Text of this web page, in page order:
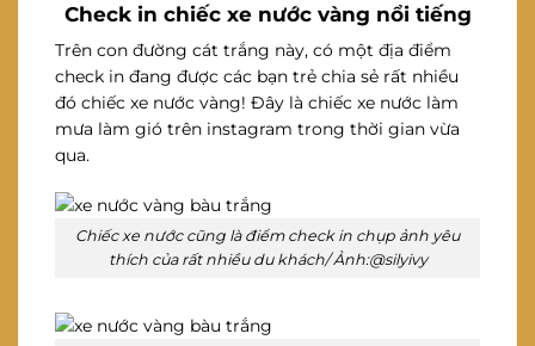
Check in chiếc xe nước vàng nổi tiếng
Trên con đường cát trắng này, có một địa điểm
check in đang được các bạn trẻ chia sẻ rất nhiều
đó chiếc xe nước vàng! Đây là chiếc xe nước làm
mưa làm gió trên instagram trong thời gian vừa
qua.
Chiếc xe nước cũng là điểm check in chụp ảnh yêu
thích của rất nhiều du khách/ Ảnh:@silyivy